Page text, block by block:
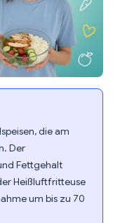
die am
Der
Fettgehalt
Heißluftfritteuse
um bis zu 70